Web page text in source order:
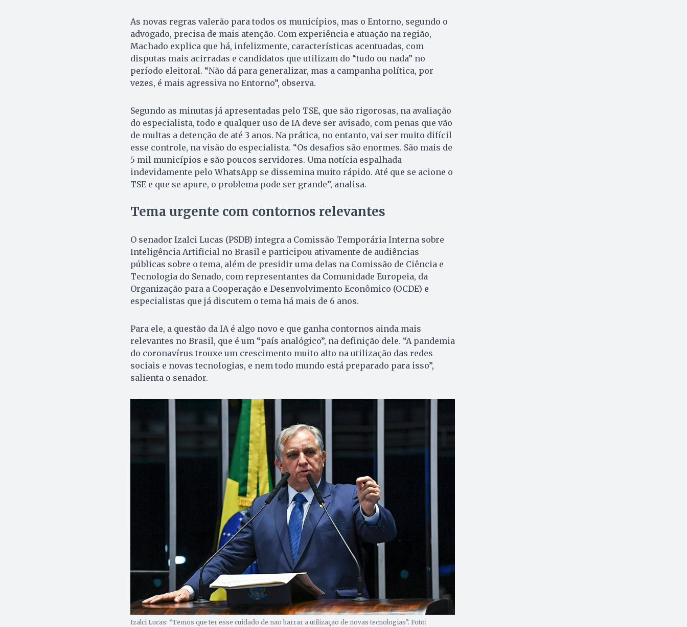
As novas regras valerão para todos os municípios, mas o Entorno, segundo o
advogado, precisa de mais atenção. Com experiência e atuação na região,
Machado explica que há, infelizmente, características acentuadas, com
disputas mais acirradas e candidatos que utilizam do “tudo ou nada” no
período eleitoral. “Não dá para generalizar, mas a campanha política, por
vezes, é mais agressiva no Entorno”, observa.
Segundo as minutas já apresentadas pelo TSE, que são rigorosas, na avaliação
do especialista, todo e qualquer uso de IA deve ser avisado, com penas que vão
de multas a detenção de até 3 anos. Na prática, no entanto, vai ser muito difícil
esse controle, na visão do especialista. “Os desafios são enormes. São mais de
5 mil municípios e são poucos servidores. Uma notícia espalhada
indevidamente pelo WhatsApp se dissemina muito rápido. Até que se acione o
TSE e que se apure, o problema pode ser grande”, analisa.
Tema urgente com contornos relevantes
O senador Izalci Lucas (PSDB) integra a Comissão Temporária Interna sobre
Inteligência Artificial no Brasil e participou ativamente de audiências
públicas sobre o tema, além de presidir uma delas na Comissão de Ciência e
Tecnologia do Senado, com representantes da Comunidade Europeia, da
Organização para a Cooperação e Desenvolvimento Econômico (OCDE) e
especialistas que já discutem o tema há mais de 6 anos.
Para ele, a questão da IA é algo novo e que ganha contornos ainda mais
relevantes no Brasil, que é um “país analógico”, na definição dele. “A pandemia
do coronavírus trouxe um crescimento muito alto na utilização das redes
sociais e novas tecnologias, e nem todo mundo está preparado para isso”,
salienta o senador.
Izalci Lucas: “Temos que ter esse cuidado de não barrar a utilização de novas tecnologias”. Foto: